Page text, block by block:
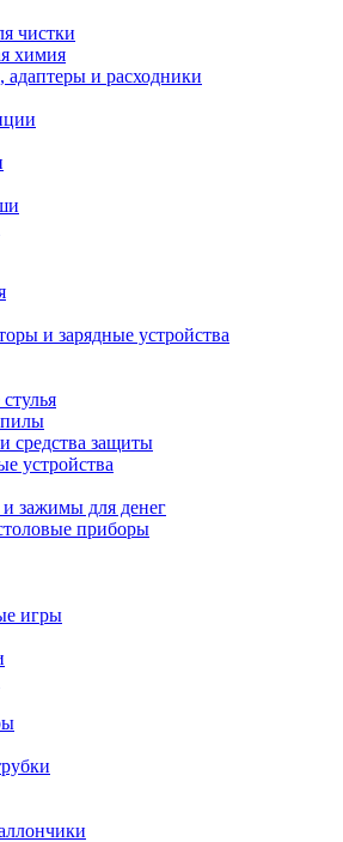
чистки
химия
и расходники
и зарядные устройства
средства защиты
устройства
зажимы для денег
приборы
игры